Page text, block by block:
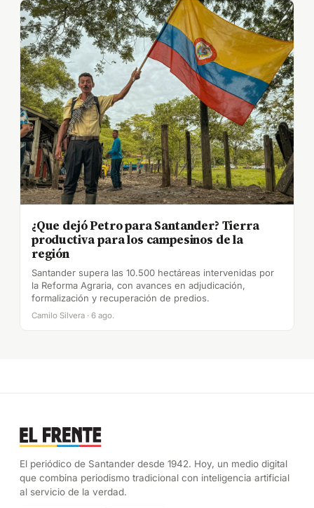
¿Que dejó Petro para Santander? Tierra
productiva para los campesinos de la
región
Santander supera las 10.500 hectáreas intervenidas por
la Reforma Agraria, con avances en adjudicación,
formalización y recuperación de predios.
Camilo Silvera · 6 ago.
El periódico de Santander desde 1942. Hoy, un medio digital
que combina periodismo tradicional con inteligencia artificial
al servicio de la verdad.